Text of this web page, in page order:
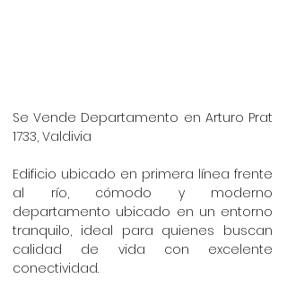
Se Vende Departamento en Arturo Prat
1733, Valdivia
Edificio ubicado en primera línea frente
al río, cómodo y moderno
departamento ubicado en un entorno
tranquilo, ideal para quienes buscan
calidad de vida con excelente
conectividad.